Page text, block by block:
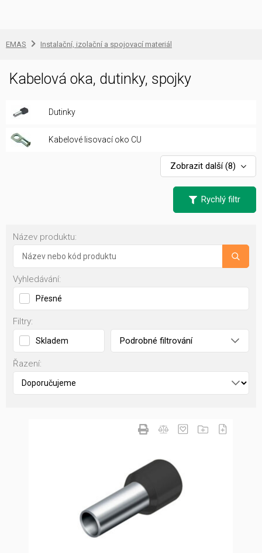
EMAS Instalační, izolační a spojovací materiál
Kabelová oka, dutinky, spojky
Dutinky
Kabelové lisovací oko CU
Zobrazit další(8)
Rychlý filtr
Název produktu:
Vyhledávání:
Přesné
Filtry:
Skladem Podrobné filtrování
Řazení: